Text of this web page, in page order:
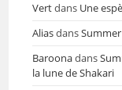
Vertdans Une
Aliasdans
Baroonadans
la lune de Shakari